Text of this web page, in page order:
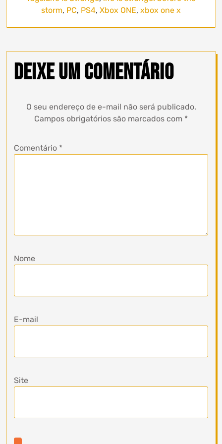
storm, PC, PS4, Xbox ONE, xbox one x
Deixe um comentário
O seu endereço de e-mail não será publicado.
Campos obrigatórios são marcados com *
Comentário *
Nome
E-mail
Site